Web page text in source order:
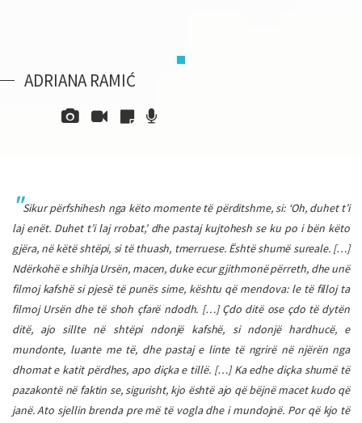
ADRIANA RAMIĆ
Sikur përfshihesh nga këto momente të përditshme, si: ‘Oh, duhet t’i
laj enët. Duhet t’i laj rrobat,’ dhe pastaj kujtohesh se ku po i bën këto
gjëra, në këtë shtëpi, si të thuash, tmerruese. Është shumë sureale. […]
Ndërkohë e shihja Ursën, macen, duke ecur gjithmonë përreth, dhe unë
filmoj kafshë si pjesë të punës sime, kështu që mendova: le të filloj ta
filmoj Ursën dhe të shoh çfarë ndodh. […] Çdo ditë ose çdo të dytën
ditë, ajo sillte në shtëpi ndonjë kafshë, si ndonjë hardhucë, e
mundonte, luante me të, dhe pastaj e linte të ngrirë në njërën nga
dhomat e katit përdhes, apo diçka e tillë.[…]Ka edhe diçka shumë të
pazakontë në faktin se, sigurisht, kjo është ajo që bëjnë macet kudo që
janë. Ato sjellin brenda pre më të vogla dhe i mundojnë. Por që kjo të